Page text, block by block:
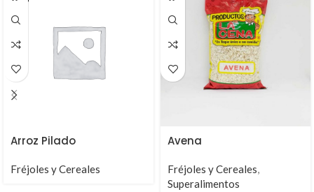
Arroz Pilado
Fréjoles y Cereales
Avena
Fréjoles y Cereales,
Superalimentos